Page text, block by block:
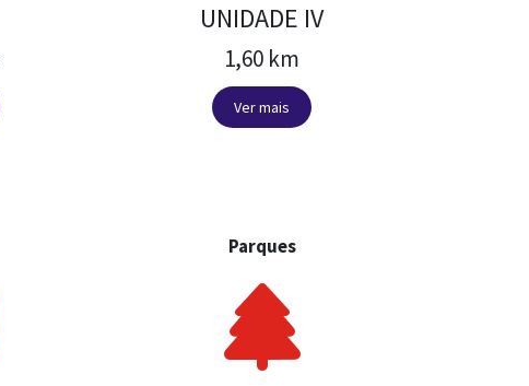
UNIDADE IV
1,60 km
Ver mais
Parques